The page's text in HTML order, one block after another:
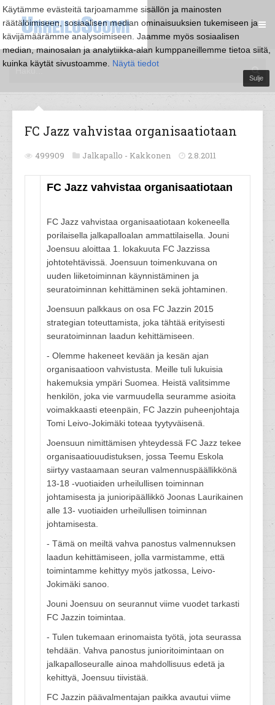
Käytämme evästeitä tarjoamamme sisällön ja mainosten
räätälöimiseen, sosiaalisen median ominaisuuksien tukemiseen ja
kävijämäärämme analysoimiseen. Jaamme myös sosiaalisen
median, mainosalan ja analytiikka-alan kumppaneillemme tietoa siitä,
kuinka käytät sivustoamme. Näytä tiedot
Sulje
FC Jazz vahvistaa organisaatiotaan
499909 Jalkapallo - Kakkonen 2.8.2011
FC Jazz vahvistaa organisaatiotaan
FC Jazz vahvistaa organisaatiotaan kokeneella
porilaisella jalkapalloalan ammattilaisella. Jouni
Joensuu aloittaa 1. lokakuuta FC Jazzissa
johtotehtävissä. Joensuun toimenkuvana on
uuden liiketoiminnan käynnistäminen ja
seuratoiminnan kehittäminen sekä johtaminen.
Joensuun palkkaus on osa FC Jazzin 2015
strategian toteuttamista, joka tähtää erityisesti
seuratoiminnan laadun kehittämiseen.
- Olemme hakeneet kevään ja kesän ajan
organisaatioon vahvistusta. Meille tuli lukuisia
hakemuksia ympäri Suomea. Heistä valitsimme
henkilön, joka vie varmuudella seuramme asioita
voimakkaasti eteenpäin, FC Jazzin puheenjohtaja
Tomi Leivo-Jokimäki toteaa tyytyväisenä.
Joensuun nimittämisen yhteydessä FC Jazz tekee
organisaatiouudistuksen, jossa Teemu Eskola
siirtyy vastaamaan seuran valmennuspäällikkönä
13-18 -vuotiaiden urheilullisen toiminnan
johtamisesta ja junioripäällikkö Joonas Laurikainen
alle 13- vuotiaiden urheilullisen toiminnan
johtamisesta.
- Tämä on meiltä vahva panostus valmennuksen
laadun kehittämiseen, jolla varmistamme, että
toimintamme kehittyy myös jatkossa, Leivo-
Jokimäki sanoo.
Jouni Joensuu on seurannut viime vuodet tarkasti
FC Jazzin toimintaa.
- Tulen tukemaan erinomaista työtä, jota seurassa
tehdään. Vahva panostus junioritoimintaan on
jalkapalloseuralle ainoa mahdollisuus edetä ja
kehittyä, Joensuu tiivistää.
FC Jazzin päävalmentajan paikka avautui viime